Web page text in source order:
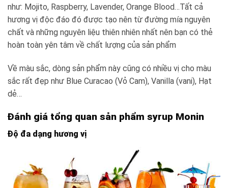
như: Mojito, Raspberry, Lavender, Orange Blood…Tất cả
hương vị độc đáo đó được tạo nên từ đường mía nguyên
chất và những nguyên liệu thiên nhiên nhất nên bạn có thẻ
hoàn toàn yên tâm về chất lượng của sản phẩm
Về màu sắc, dòng sản phẩm này cũng có nhiều vị cho màu
sắc rất đẹp như Blue Curacao (Vỏ Cam), Vanilla (vani), Hạt
dẻ…
Đánh giá tổng quan sản phẩm syrup Monin
Độ đa dạng hương vị